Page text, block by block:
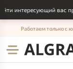
интересующий вас
Работаем только с